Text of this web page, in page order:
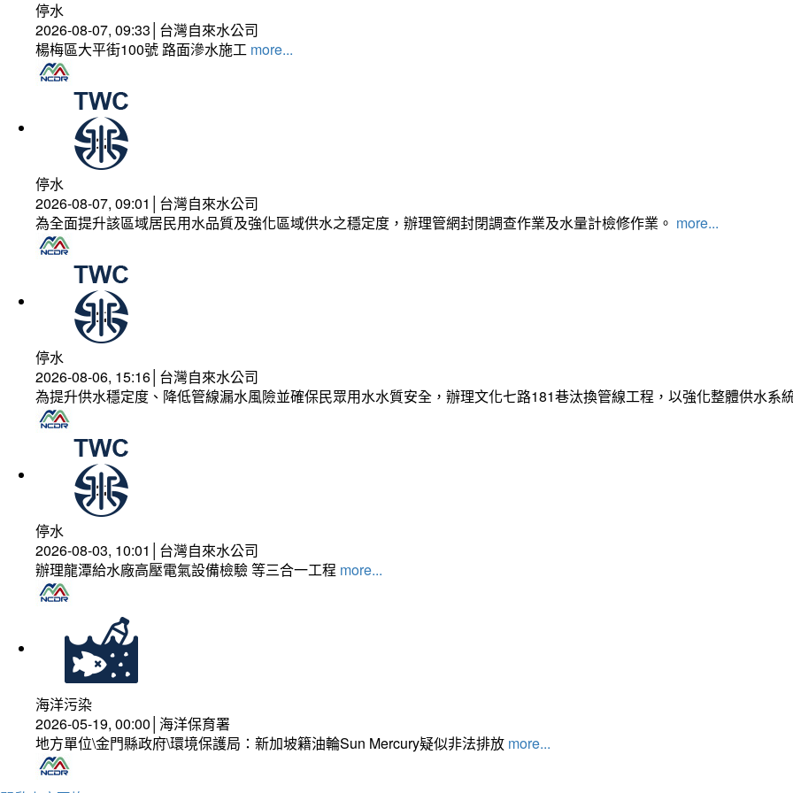
停水
2026-08-07, 09:33│台灣自來水公司
楊梅區大平街100號 路面滲水施工 more...
停水
2026-08-07, 09:01│台灣自來水公司
為全面提升該區域居民用水品質及強化區域供水之穩定度，辦理管網封閉調查作業及水量計檢修作業。 more...
停水
2026-08-06, 15:16│台灣自來水公司
為提升供水穩定度、降低管線漏水風險並確保民眾用水水質安全，辦理文化七路181巷汰換管線工程，以強化整體供水系
停水
2026-08-03, 10:01│台灣自來水公司
辦理龍潭給水廠高壓電氣設備檢驗 等三合一工程 more...
海洋污染
2026-05-19, 00:00│海洋保育署
地方單位\金門縣政府\環境保護局：新加坡籍油輪Sun Mercury疑似非法排放 more...